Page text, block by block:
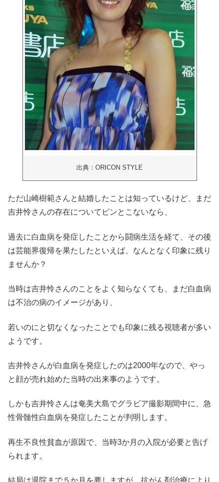
出典：ORICON STYLE
ただ山崎樹範さんと結婚したことは知っているけど、まだ
吉井怜さんの存在についてピンとこないなら、
過去に白血病を発症したことから闘病生活を経て、その後
は芸能界復帰を果たしたといえば、なんとなく印象に残り
ませんか？
当時は吉井怜さんのことをよく知らなくても、まだ白血病
は不治の病のイメージがあり、
若いのにと切なくなったことでも印象に残る視聴者が多い
ようです。
吉井怜さんが白血病を発症したのは2000年なので、やっ
と顔が売れ始めた当時の出来事のようです。
しかも吉井怜さんは奄美大島でグラビア撮影期間中に、急
性骨髄性白血病を発症したことが判明します。
再生不良性貧血が原因で、当時3か月の入院が必要と告げ
られます。